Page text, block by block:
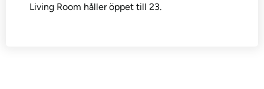
Living Room håller öppet till 23.